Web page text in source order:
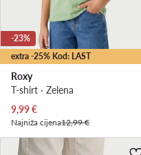
extra -25% Kod: LAST
-23%
Roxy
T-shirt · Zelena
Trenutna cijena
9,99€
Najniža cijena12,99 €